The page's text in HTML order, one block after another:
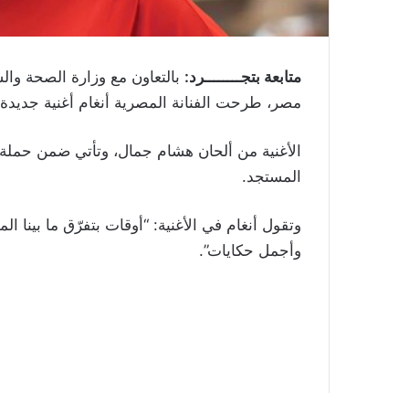
متابعة بتجــــــــرد: بالتعاون مع وزارة الصحة
مصر، طرحت الفنانة المصرية أنغام أغنية
الأغنية من ألحان هشام جمال، وتأتي ضمن
المستجد.
وتقول أنغام في الأغنية: “أوقات بتفرّق ما
وأجمل حكايات”.